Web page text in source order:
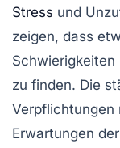
Stress und
zeigen, dass
Schwierigkeiten
zu finden. Die
Verpflichtungen
Erwartungen